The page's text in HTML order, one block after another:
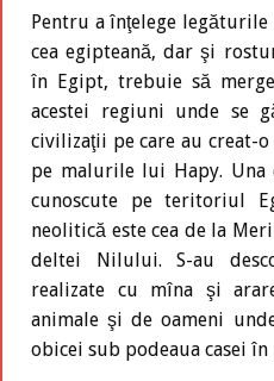
Pentru a înţelege
cea egipteană, dar şi
în Egipt, trebuie să
acestei regiuni unde se
civilizaţii pe care au creat-
pe malurile lui Hapy.
cunoscute pe teritoriul
neolitică este cea de la
deltei Nilului. S-au
realizate cu mîna şi
animale şi de oameni
obicei sub podeaua casei în